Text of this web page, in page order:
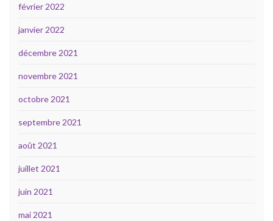
février 2022
janvier 2022
décembre 2021
novembre 2021
octobre 2021
septembre 2021
août 2021
juillet 2021
juin 2021
mai 2021